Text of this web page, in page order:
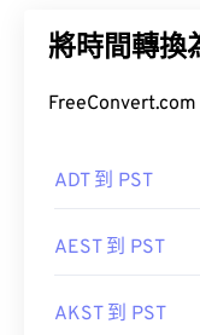
將時間轉換
ADT 到 PST
AEST 到 PST
AKST 到 PST